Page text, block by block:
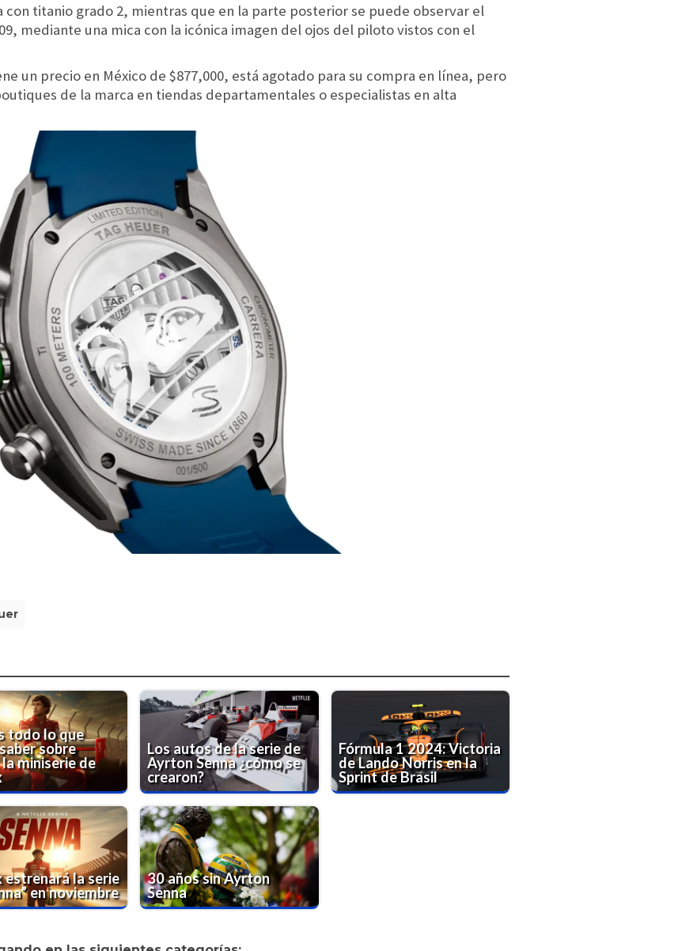
con titanio grado 2, mientras que en la parte posterior se puede observar el
mediante una mica con la icónica imagen del ojos del piloto vistos con el
un precio en México de $877,000, está agotado para su compra en línea, pero
de la marca en tiendas departamentales o especialistas en alta
todo lo que
sobre
la miniserie de
Los autos de la serie de
Ayrton Senna ¿cómo se
crearon?
Fórmula 1 2024: Victoria
de Lando Norris en la
Sprint de Brasil
la serie
en noviembre
30 años sin Ayrton
Senna